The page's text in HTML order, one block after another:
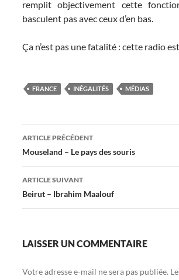
remplit objectivement cette
basculent pas avec ceux d’en bas.
Ça n’est pas une fatalité : cette radio
FRANCE INÉGALITÉS MÉDIAS
Navigation
des
articles
ARTICLE PRÉCÉDENT
Mouseland – Le pays des souris
ARTICLE SUIVANT
Beirut – Ibrahim Maalouf
LAISSER UN COMMENTAIRE
Votre adresse e-mail ne sera pas publiée.